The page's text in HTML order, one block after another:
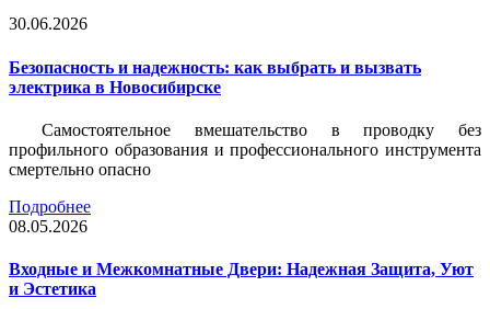
30.06.2026
Безопасность и надежность: как выбрать и вызвать
электрика в Новосибирске
Самостоятельное вмешательство в проводку без
профильного образования и профессионального инструмента
смертельно опасно
Подробнее
08.05.2026
Входные и Межкомнатные Двери: Надежная Защита, Уют
и Эстетика